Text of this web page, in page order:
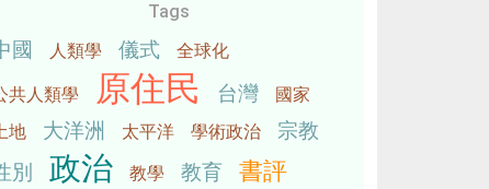
Tags
國 人類學 儀式
全球化
共人類學
原住民 台灣
國家
地
大洋洲 太平洋 學術政治
宗教
別 政治 教學 教育 書評